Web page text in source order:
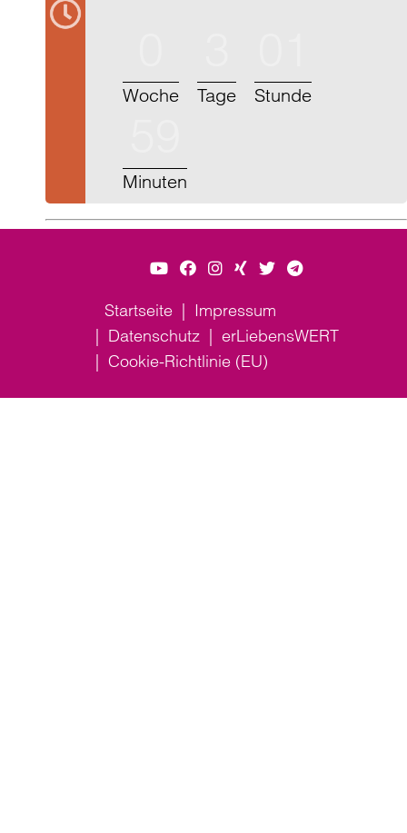
Woche Tage Stunde
Minuten
Startseite
Impressum
Datenschutz
erLiebensWERT
Cookie-Richtlinie (EU)